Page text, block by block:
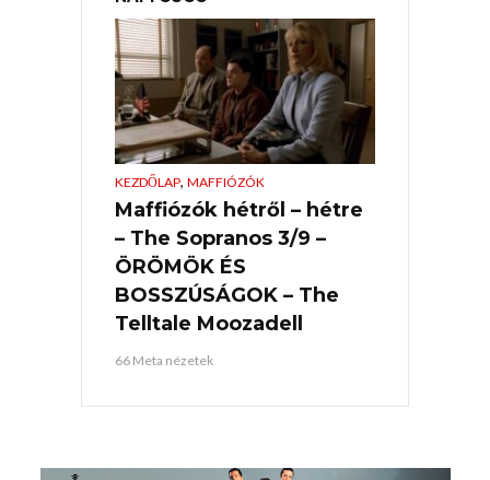
KEZDŐLAP, MAFFIÓZÓK
Maffiózók hétről – hétre
– The Sopranos 3/9 –
ÖRÖMÖK ÉS
BOSSZÚSÁGOK – The
Telltale Moozadell
66 Meta nézetek